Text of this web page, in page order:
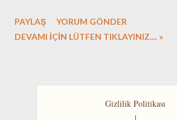
öğrenme projeme başladım. Nasıl başladım
sorularınızı bir süre sormaya devam
almıyorum, mevcutları okuduğum da pek
PAYLAŞ
YORUM GÖNDER
DEVAMI İÇİN LÜTFEN TIKLAYINIZ.... »
Gizlilik Politikası